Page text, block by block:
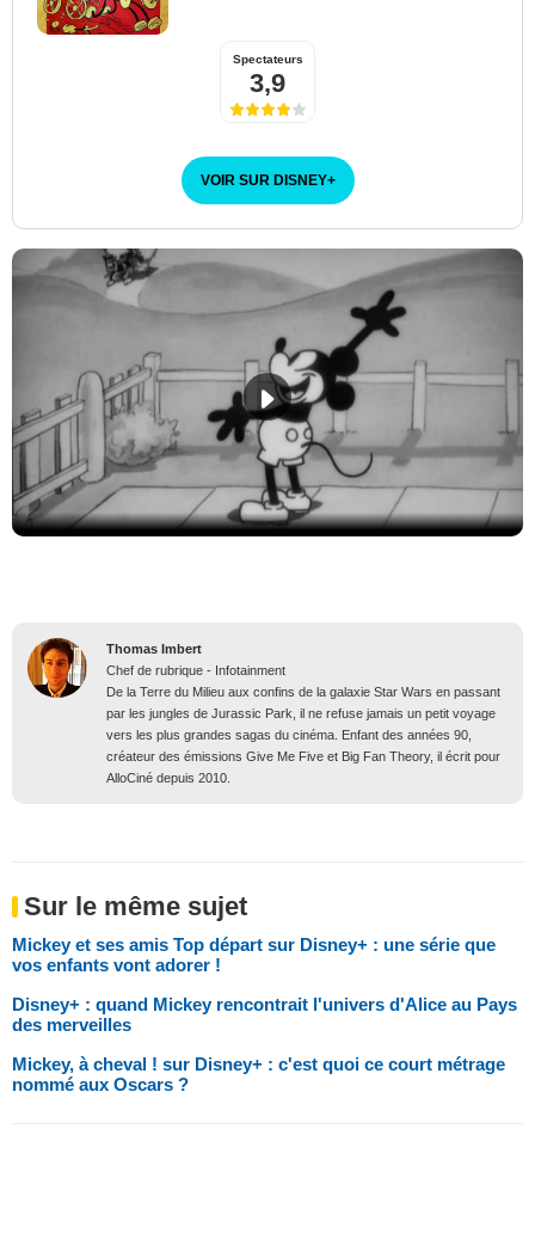
Spectateurs
3,9
VOIR SUR DISNEY+
Thomas Imbert
Chef de rubrique - Infotainment
De la Terre du Milieu aux confins de la galaxie Star Wars en passant
par les jungles de Jurassic Park, il ne refuse jamais un petit voyage
vers les plus grandes sagas du cinéma. Enfant des années 90,
créateur des émissions Give Me Five et Big Fan Theory, il écrit pour
AlloCiné depuis 2010.
Sur le même sujet
Mickey et ses amis Top départ sur Disney+ : une série que
vos enfants vont adorer !
Disney+ : quand Mickey rencontrait l'univers d'Alice au Pays
des merveilles
Mickey, à cheval ! sur Disney+ : c'est quoi ce court métrage
nommé aux Oscars ?